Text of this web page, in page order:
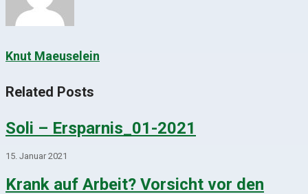
Knut Maeuselein
Related Posts
Soli – Ersparnis_01-2021
15. Januar 2021
Krank auf Arbeit? Vorsicht vor den